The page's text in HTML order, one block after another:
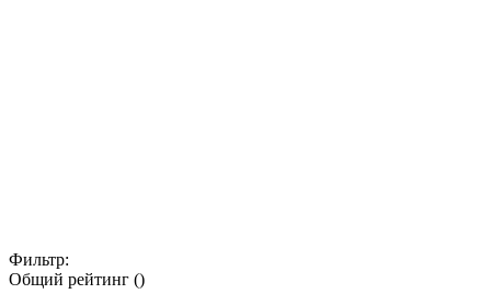
Фильтр:
Общий рейтинг ()